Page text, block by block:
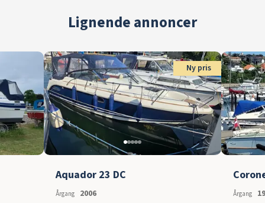
Lignende annoncer
Ny pris
Aquador 23 DC
Årgang 2006 Årgang